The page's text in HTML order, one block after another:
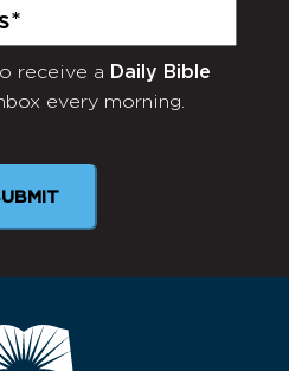
receive a Daily Bible
every morning.